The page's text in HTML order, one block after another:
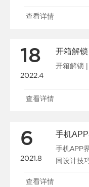
查看详情
18
2022.4
开箱解
开箱解锁 |
查看详情
6
2021.8
手机APP
同设计技
查看详情